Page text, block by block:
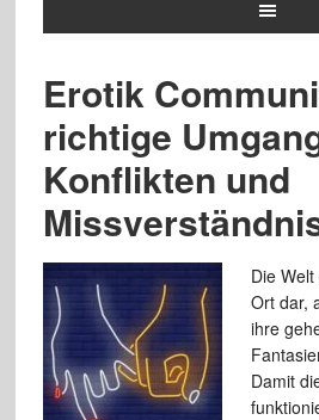
Erotik
richtige
Konflikten und
Die
Ort dar,
ihre
Damit